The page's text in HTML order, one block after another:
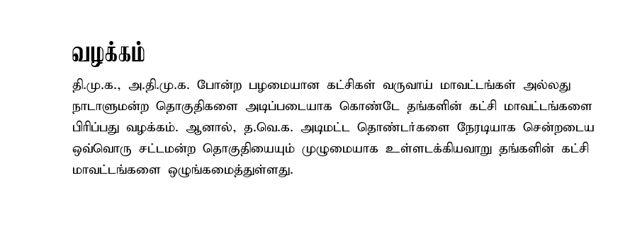
வழக்கம்
தி.மு.க., அ.தி.மு.க. போன்ற பழமையான கட்சிகள் வருவாய் மாவட்டங்கள் அல்லது
நாடாளுமன்ற தொகுதிகளை அடிப்படையாக கொண்டே தங்களின் கட்சி மாவட்டங்களை
பிரிப்பது வழக்கம். ஆனால், த.வெ.க. அடிமட்ட தொண்டர்களை நேரடியாக சென்றடைய
ஒவ்வொரு சட்டமன்ற தொகுதியையும் முழுமையாக உள்ளடக்கியவாறு தங்களின் கட்சி
மாவட்டங்களை ஒழுங்கமைத்துள்ளது.